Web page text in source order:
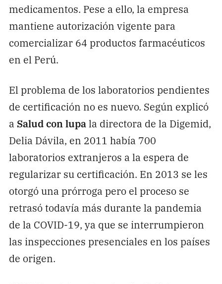
medicamentos. Pese a ello, la empresa
mantiene autorización vigente para
comercializar 64 productos farmacéuticos
en el Perú.
El problema de los laboratorios pendientes
de certificación no es nuevo. Según explicó
a Salud con lupala directora de la Digemid,
Delia Dávila, en 2011 había 700
laboratorios extranjeros a la espera de
regularizar su certificación. En 2013 se les
otorgó una prórroga pero el proceso se
retrasó todavía más durante la pandemia
de la COVID-19, ya que se interrumpieron
las inspecciones presenciales en los países
de origen.